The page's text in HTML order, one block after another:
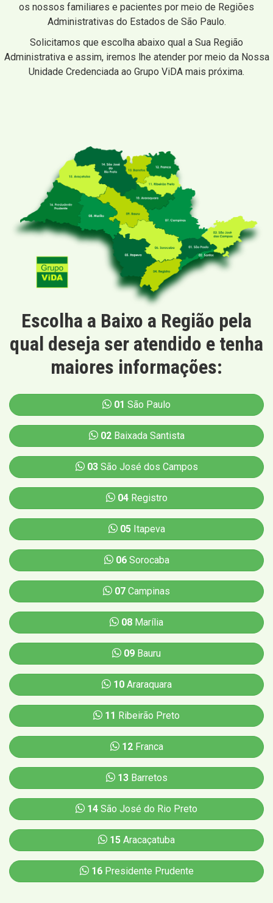
os nossos familiares e pacientes por meio de Regiões
Administrativas do Estados de São Paulo.
Solicitamos que escolha abaixo qual a Sua Região
Administrativa e assim, iremos lhe atender por meio da Nossa
Unidade Credenciada ao Grupo ViDA mais próxima.
Escolha a Baixo a Região pela
qual deseja ser atendido e tenha
maiores informações:
01 São Paulo
02Baixada Santista
03São José dos Campos
04Registro
05Itapeva
06Sorocaba
07 Campinas
08 Marília
09 Bauru
10Araraquara
11 Ribeirão Preto
12Franca
13Barretos
14 São José do Rio Preto
15 Aracaçatuba
16Presidente Prudente